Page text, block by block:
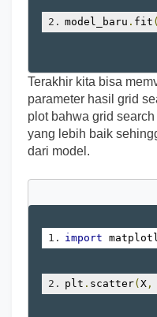
model_baru . fit (
Terakhir kita bisa
parameter hasil grid
plot bahwa grid
yang lebih baik
dari model.
import
plt . scatter(X ,